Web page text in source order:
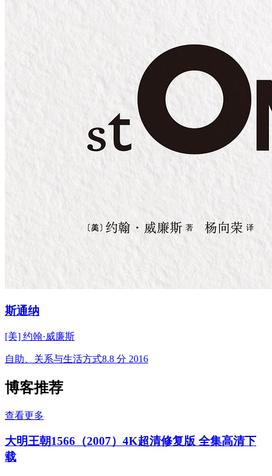
斯通纳
[美] 约翰·威廉斯
自助、关系与生活方式8.8 分 2016
博客推荐
查看更多
大明王朝1566（2007）4K超清修复版 全集高清下
载